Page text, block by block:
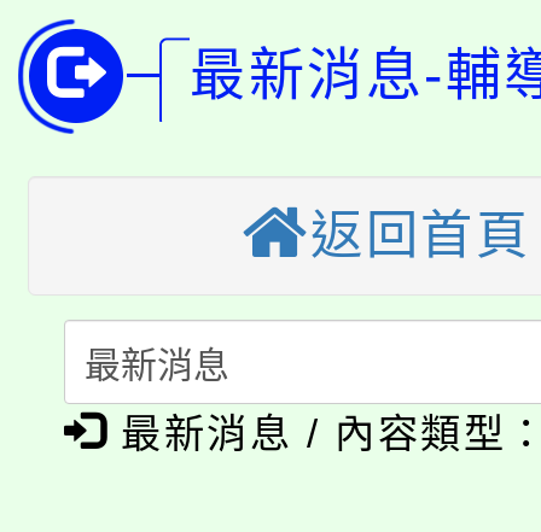
開!
115年桃園市運動會8/
田徑場及游泳池舉行。
桃園市低收入戶享有免
視費優惠，中低收入戶
半價優惠，詳情可洽有
者。
大園自造教育及科技中
份教師增能研習
大溪自造教育及科技
份教師研習
淨零綠生活教案入校路
會
115年食農教育專業人
程
「本色祭」8/29、30在
最新消息-輔
返回首頁
最新消息 / 內容類型